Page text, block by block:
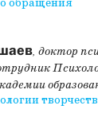
Метод С. С.
обращения
, доктор